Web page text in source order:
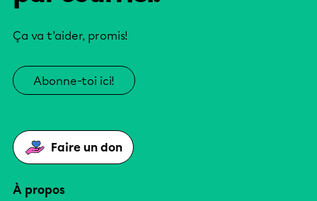
Ça va t’aider, promis!
Abonne-toi ici!
Faire un don
À propos